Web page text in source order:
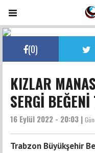
(0)
KIZLAR
SERGİ
16 Eylül 2022 - 20:03 |
Trabzon Büyükşehir